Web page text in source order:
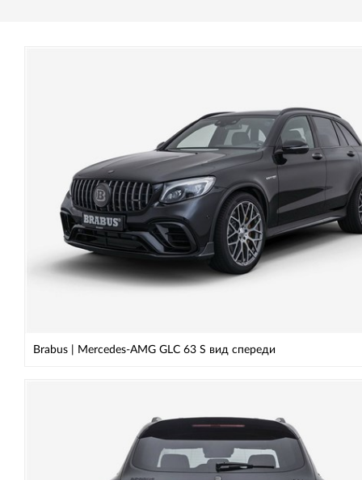
Brabus | Mercedes-AMG GLC 63 S вид спереди